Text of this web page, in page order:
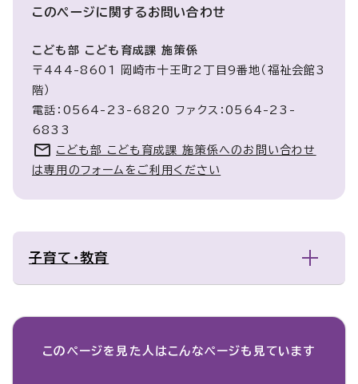
このページに関するお問い合わせ
こども部 こども育成課 施策係
〒444-8601 岡崎市十王町2丁目9番地（福祉会館3
階）
電話：0564-23-6820 ファクス：0564-23-
6833
こども部 こども育成課 施策係へのお問い合わせ
は専用のフォームをご利用ください
子育て・教育
このページを見た人は こんなページも見ています